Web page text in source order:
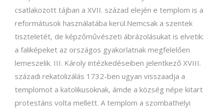
csatlakozott tájban a XVII. század elején e templom is a
reformátusok használatába kerül.Nemcsak a szentek
tiszteletét, de képzőművészeti ábrázolásukat is elvetik:
a faliképeket az országos gyakorlatnak megfelelően
lemeszelik. III. Károly intézkedéseiben jelentkező XVIII.
századi rekatolizálás 1732-ben ugyan visszaadja a
templomot a katolikusoknak, ámde a község népe kitart
protestáns volta mellett. A templom a szombathelyi